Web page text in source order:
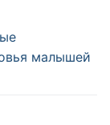
малышей